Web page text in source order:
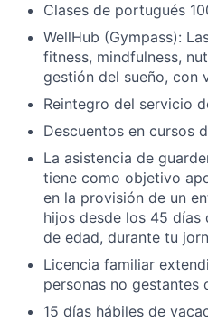
Clases de portugués
WellHub (Gympass):
fitness, mindfulness,
gestión del sueño, con
Reintegro del servicio
Descuentos en cursos
La asistencia de
tiene como objetivo
en la provisión de un
hijos desde los 45 días
de edad, durante tu
Licencia familiar
personas no gestantes
15 días hábiles de